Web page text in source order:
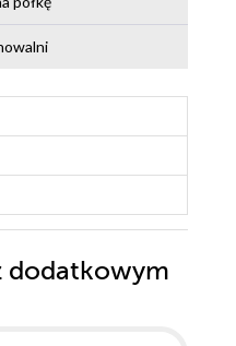
dodatkowym